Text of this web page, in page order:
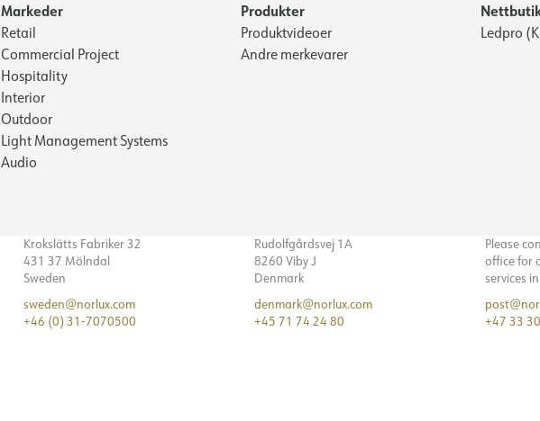
Markeder
Retail
Commercial Project
Hospitality
Interior
Outdoor
Light Management Systems
Audio
Produkter
Produktvideoer
Andre merkevarer
Ledpro
Krokslätts Fabriker 32
431 37 Mölndal
Sweden
sweden@norlux.com
+46 (0) 31-7070500
Rudolfgårdsvej 1A
8260 Viby J
Denmark
denmark@norlux.com
+45 71 74 24 80
Please
office for
services
+47 33